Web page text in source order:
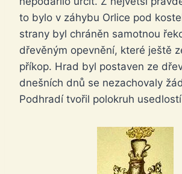
to bylo v záhybu Orlice pod
strany byl chráněn samotnou
dřevěným opevnění, které ještě
příkop. Hrad byl postaven ze
dnešních dnů se nezachovaly
Podhradí tvořil polokruh